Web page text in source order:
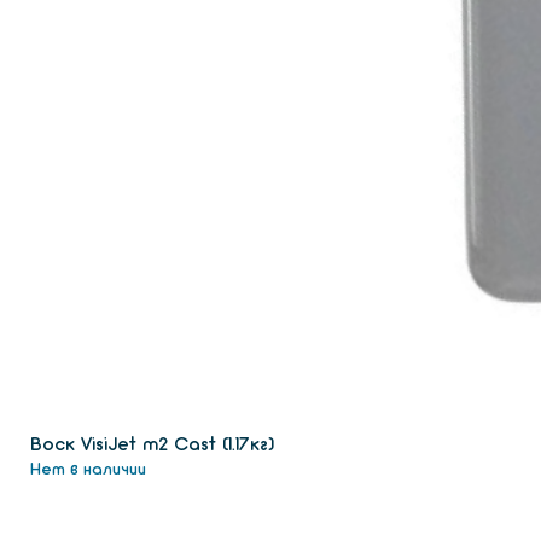
Воск VisiJet m2 Сast (1.17кг)
Нет в наличии